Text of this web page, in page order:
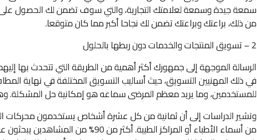
سمعة جيدة وسمعة لعلامتك التجارية، والتي سوف تضمن لك الحصول على
من ذلك، براعتك وبراعتك تضمن لك نجاحا أكبر مما كان متوقعا.
2 – تسويق المنتجات والخدمات دون ربطها بالحلول
الرسالة الموجهة إلى جمهورك أكثر أهمية من الطريقة التي تتحدث بها
في ذلك المهنيين التسويق، حيث أساليب التسويق المختلفة في نهاية
للمستخدمين، وما يريد معظم المرضى سماعه هو إمكانية حل المشكلة. وهي
وتشير الدراسات إلى أن ثمانية من كل عشرة أشخاص يستخدمون محركات
من أسماء الأطباء أو المراكز الطبية. أكثر